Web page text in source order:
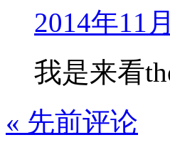
2014年11
我是来看
« 先前评论